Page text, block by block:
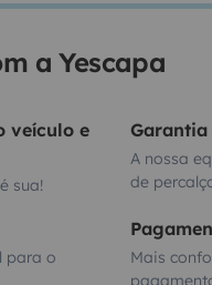
a Yescapa
veículo e
sua!
A nossa
de
para o
Mais